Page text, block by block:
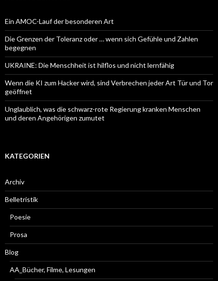
Ein AMOC-Lauf der besonderen Art
Die Grenzen der Toleranz oder … wenn sich Gefühle und Zahlen
begegnen
UKRAINE: Die Menschheit ist hilflos und nicht lernfähig
Wenn die KI zum Hacker wird, sind Verbrechen jeder Art Tür und Tor
geöffnet
Unglaublich, was die schwarz-rote Regierung kranken Menschen
und deren Angehörigen zumutet
KATEGORIEN
Archiv
Belletristik
Poesie
Prosa
Blog
AA_Bücher, Filme, Lesungen